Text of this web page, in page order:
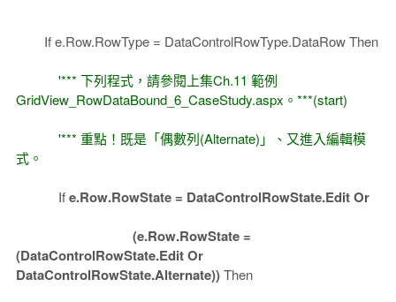
If e.Row.RowType = DataControlRowType.DataRow Then
'*** 下列程式，請參閱上集Ch.11 範例
GridView_RowDataBound_6_CaseStudy.aspx。***(start)
'*** 重點！既是「偶數列(Alternate)」、又進入編輯模
式。
Ife.Row.RowState = DataControlRowState.Edit Or
(e.Row.RowState =
(DataControlRowState.Edit Or
DataControlRowState.Alternate))Then